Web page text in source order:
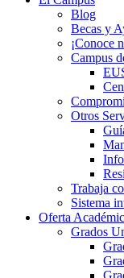
Blog
Becas y
¡Conoce
Campus
Otros
Trabaja
Sistema
Oferta
Grados